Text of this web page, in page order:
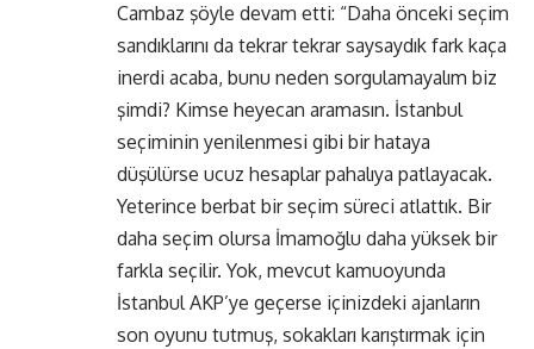
Cambaz şöyle devam etti: “Daha önceki seçim
sandıklarını da tekrar tekrar saysaydık fark kaça
inerdi acaba, bunu neden sorgulamayalım biz
şimdi? Kimse heyecan aramasın. İstanbul
seçiminin yenilenmesi gibi bir hataya
düşülürse ucuz hesaplar pahalıya patlayacak.
Yeterince berbat bir seçim süreci atlattık. Bir
daha seçim olursa İmamoğlu daha yüksek bir
farkla seçilir. Yok, mevcut kamuoyunda
İstanbul AKP’ye geçerse içinizdeki ajanların
son oyunu tutmuş, sokakları karıştırmak için